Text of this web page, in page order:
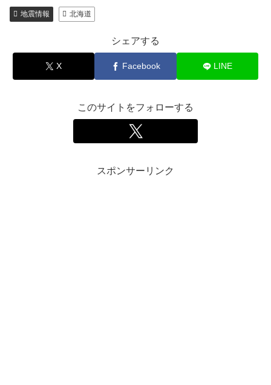
地震情報 北海道
シェアする
X Facebook LINE
このサイトをフォローする
スポンサーリンク